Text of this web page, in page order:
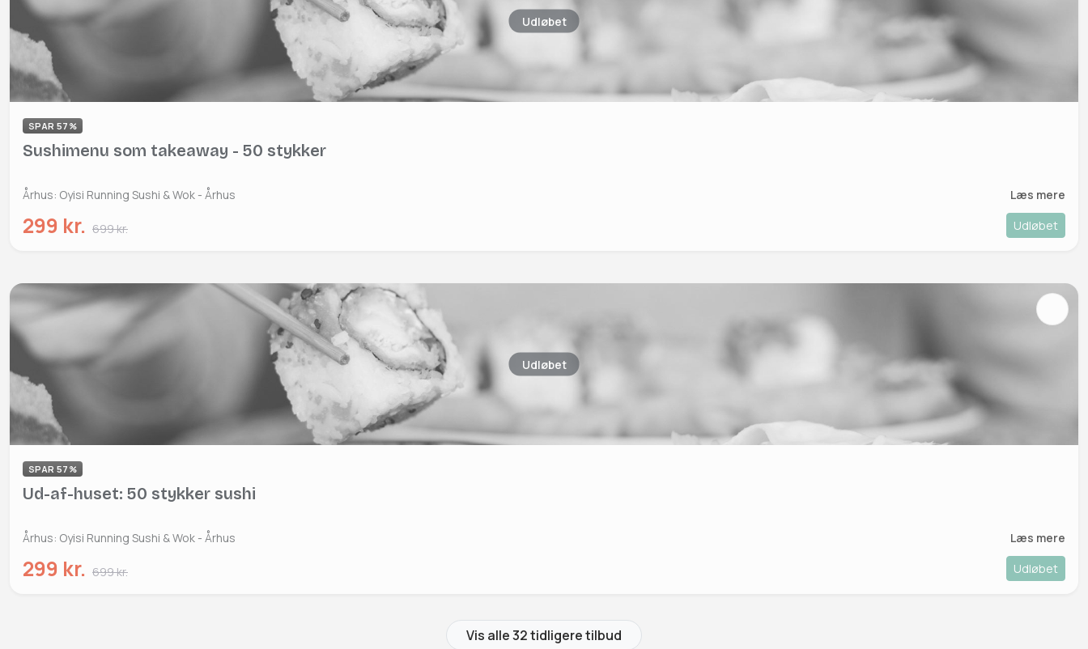
Udløbet
SPAR 57%
Sushimenu som takeaway - 50 stykker
Århus: Oyisi Running Sushi & Wok - Århus Læs mere
299 kr. 699 kr. Udløbet
Udløbet
SPAR 57%
Ud-af-huset: 50 stykker sushi
Århus: Oyisi Running Sushi & Wok - Århus Læs mere
299 kr. 699 kr. Udløbet
Vis alle 32 tidligere tilbud